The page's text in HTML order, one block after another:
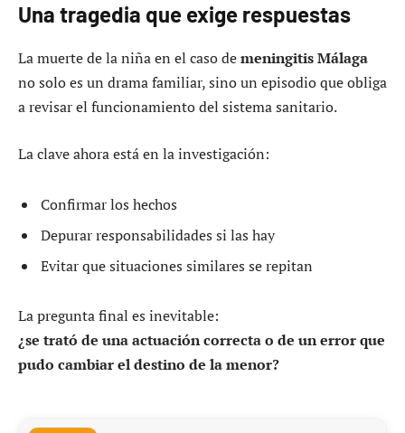
Una tragedia que exige respuestas
La muerte de la niña en el caso demeningitis Málaga
no solo es un drama familiar, sino un episodio que obliga
a revisar el funcionamiento del sistema sanitario.
La clave ahora está en la investigación:
Confirmar los hechos
Depurar responsabilidades si las hay
Evitar que situaciones similares se repitan
La pregunta final es inevitable:
¿se trató de una actuación correcta o de un error que
pudo cambiar el destino de la menor?